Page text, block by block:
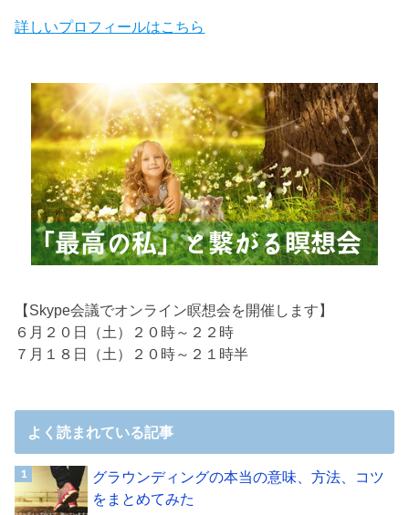
詳しいプロフィールはこちら
【Skype会議でオンライン瞑想会を開催します】
６月２０日（土）２０時～２２時
７月１８日（土）２０時～２１時半
よく読まれている記事
グラウンディングの本当の意味、方法、コツ
をまとめてみた